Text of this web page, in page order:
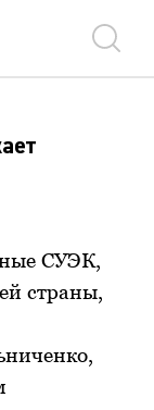
СУЭК,
страны,